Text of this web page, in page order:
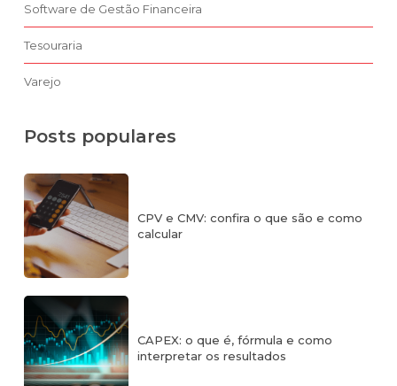
Software de Gestão Financeira
Tesouraria
Varejo
Posts populares
CPV e CMV: confira o que são e como
calcular
CAPEX: o que é, fórmula e como
interpretar os resultados